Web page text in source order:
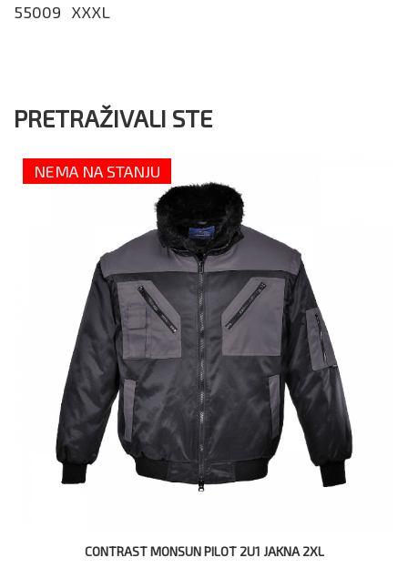
55009 XXXL
PRETRAŽIVALI STE
NEMA NA STANJU
CONTRAST MONSUN PILOT 2U1 JAKNA 2XL